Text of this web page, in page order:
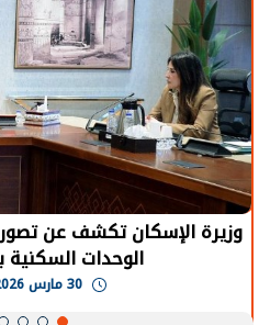
وزيرة الإسكان تكشف عن تصور
الوحدات السكنية
30 مارس 2026 06:28 م